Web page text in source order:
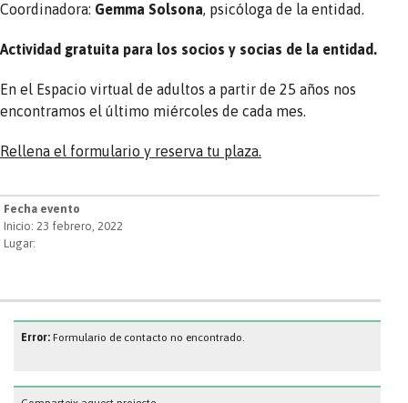
Coordinadora: Gemma Solsona, psicóloga de la entidad.
Actividad gratuita para los socios y socias de la entidad.
En el Espacio virtual de adultos a partir de 25 años nos
encontramos el último miércoles de cada mes.
Rellena el formulario y reserva tu plaza.
Fecha evento
Inicio: 23 febrero, 2022
Lugar:
Error: Formulario de contacto no encontrado.